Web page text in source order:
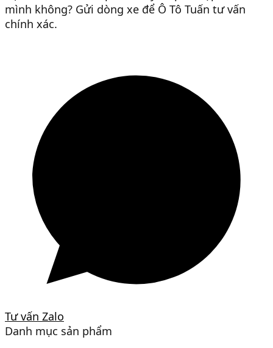
mình không? Gửi dòng xe để Ô Tô Tuấn tư vấn
chính xác.
Tư vấn Zalo
Danh mục sản phẩm